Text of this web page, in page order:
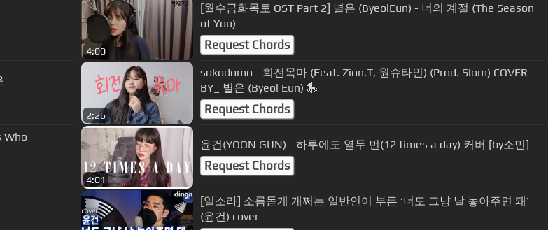
4:00
[월수금화목토 OST Part 2] 별은 (ByeolEun) - 너의 계절 (The Season
of You)
Request Chords
2:26
sokodomo - 회전목마 (Feat. Zion.T, 원슈타인) (Prod. Slom) COVER
BY_ 별은 (Byeol Eun) 🎠
Request Chords
Who
4:01
윤건(YOON GUN) - 하루에도 열두 번(12 times a day) 커버 [by소민]
Request Chords
[일소라] 소름돋게 개쩌는 일반인이 부른 ‘너도 그냥 날 놓아주면 돼’
(윤건) cover